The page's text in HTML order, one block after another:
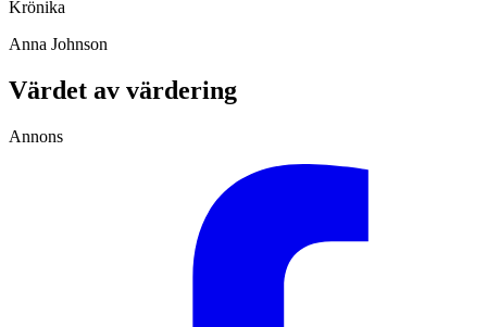
Krönika
Anna Johnson
Värdet av värdering
Annons